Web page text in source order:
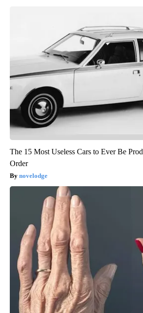
The 15 Most Useless Cars to Ever Be
Order
novelodge